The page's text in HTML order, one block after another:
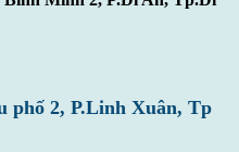
phố 2, P.Linh Xuân, Tp